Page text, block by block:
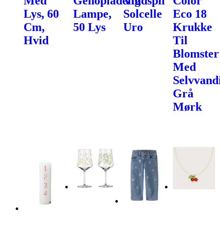
Lys, 60
Cm,
Hvid
Lampe,
50 Lys
Solcelle
Uro
Eco 18
Krukke
Til
Blomster
Med
Grå
Mørk